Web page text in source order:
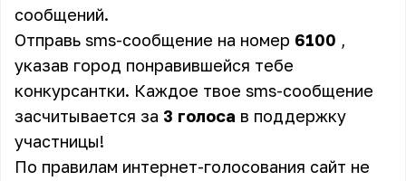
сообщений.
Отправь sms-сообщение на номер 6100 ,
указав город понравившейся тебе
конкурсантки. Каждое твое sms-сообщение
засчитывается за 3 голоса в поддержку
участницы!
По правилам интернет-голосования сайт не